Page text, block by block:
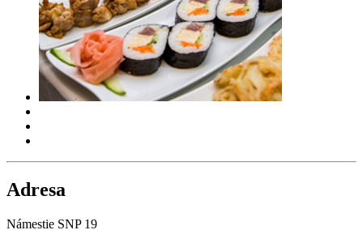
Adresa
Námestie SNP 19